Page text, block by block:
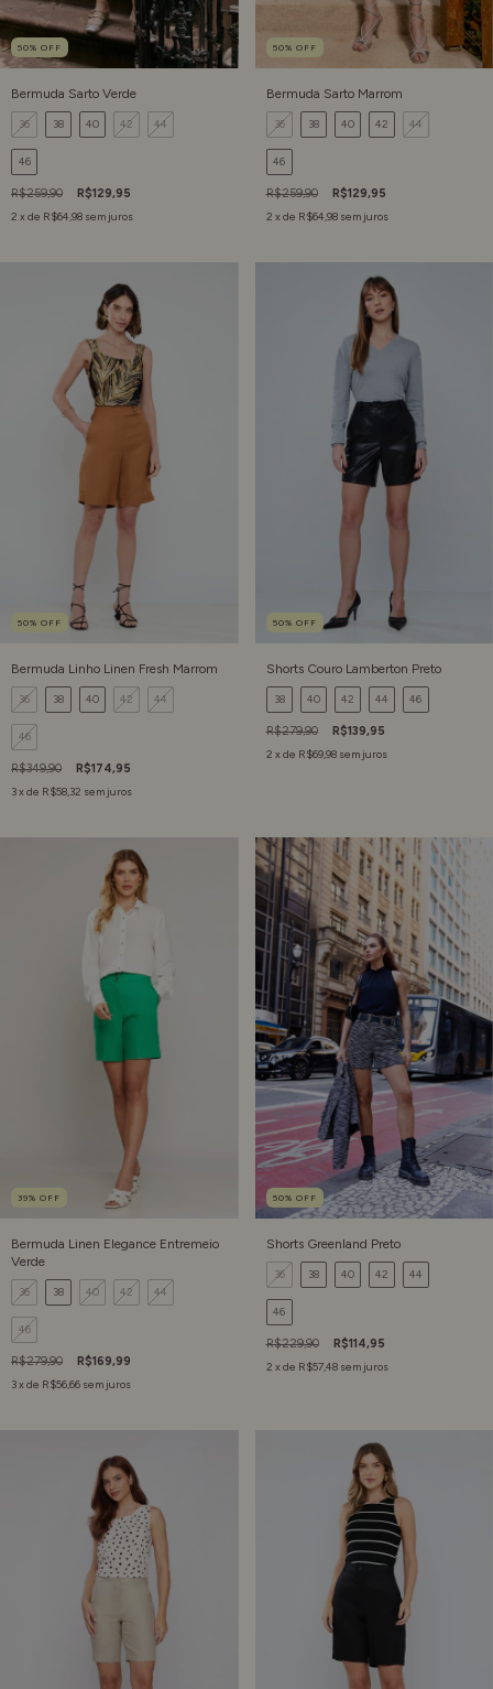
50% OFF
Bermuda Sarto Verde
36 38 40 42 44
46
R$259,90
R$129,95
2 x de R$64,98 sem juros
50% OFF
Bermuda Sarto Marrom
36 38 40 42 44
46
R$259,90
R$129,95
2 x de R$64,98 sem juros
50% OFF
Bermuda Linho Linen Fresh Marrom
36 38 40 42 44
46
R$349,90
R$174,95
3x de R$58,32 sem juros
50% OFF
Shorts Couro Lamberton Preto
38 40 42 44 46
R$279,90
R$139,95
2 x de R$69,98 sem juros
39% OFF
Bermuda Linen Elegance Entremeio
Verde
36 38 40 42 44
46
R$279,90
R$169,99
3x de R$56,66 sem juros
50% OFF
Shorts Greenland Preto
36 38 40 42 44
46
R$229,90
R$114,95
2 x de R$57,48 sem juros